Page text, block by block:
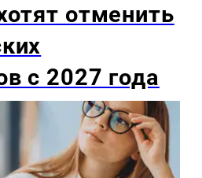
отменить
с 2027 года